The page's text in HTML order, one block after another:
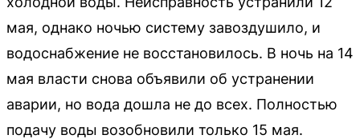
мая, однако ночью систему завоздушило, и
водоснабжение не восстановилось. В ночь на 14
мая власти снова объявили об устранении
аварии, но вода дошла не до всех. Полностью
подачу воды возобновили только 15 мая.